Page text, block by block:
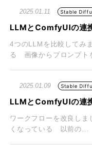
2025.01.11 Stable
LLMとComfyUIの連
4つのLLMを比較してみ
る 画像からプロンプト
2025.01.09 Stable
LLMとComfyUIの連
ワークフローを改良し
くなっている 以前の...